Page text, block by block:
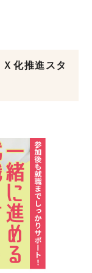
化推進スタ